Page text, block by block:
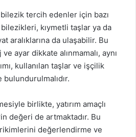
tercih edenler için bazı
bilezikleri, kıymetli taşlar ya da
aralıklarına da ulaşabilir. Bu
ayar dikkate alınmamalı, aynı
kullanılan taşlar ve işçilik
birlikte, yatırım amaçlı
değeri de artmaktadır. Bu
değerlendirme ve